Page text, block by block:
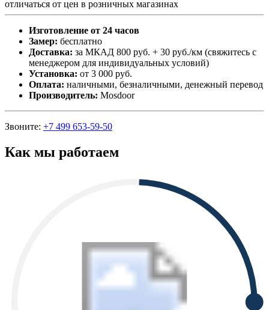
отличаться от цен в розничных магазинах
Изготовление от 24 часов
Замер: бесплатно
Доставка: за МКАД 800 руб. + 30 руб./км (свяжитесь с
менеджером для индивидуальных условий)
Установка: от 3 000 руб.
Оплата: наличными, безналичными, денежный перевод
Производитель: Mosdoor
Звоните: +7 499 653-59-50
Как мы работаем